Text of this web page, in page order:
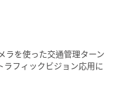
ラを使った交通管理ターン
ラフィックビジョン応用に